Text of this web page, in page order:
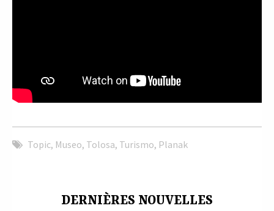
Topic, Museo, Tolosa, Turismo, Planak
DERNIÈRES NOUVELLES